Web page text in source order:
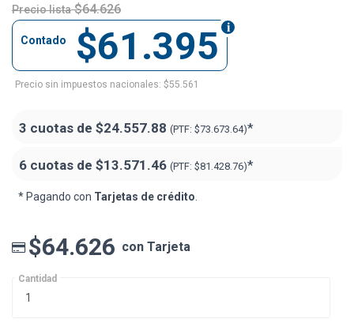
Precio lista $64.626
$61.395
Contado
Precio sin impuestos nacionales: $55.561
3 cuotas de $24.557.88 (PTF: $73.673.64)*
6 cuotas de $13.571.46 (PTF: $81.428.76)*
* Pagando con Tarjetas de crédito
$64.626 con Tarjeta
Cantidad